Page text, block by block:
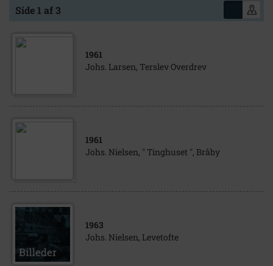
Side 1 af 3
1961
Johs. Larsen, Terslev Overdrev
1961
Johs. Nielsen, " Tinghuset ", Bråby
1963
Johs. Nielsen, Levetofte